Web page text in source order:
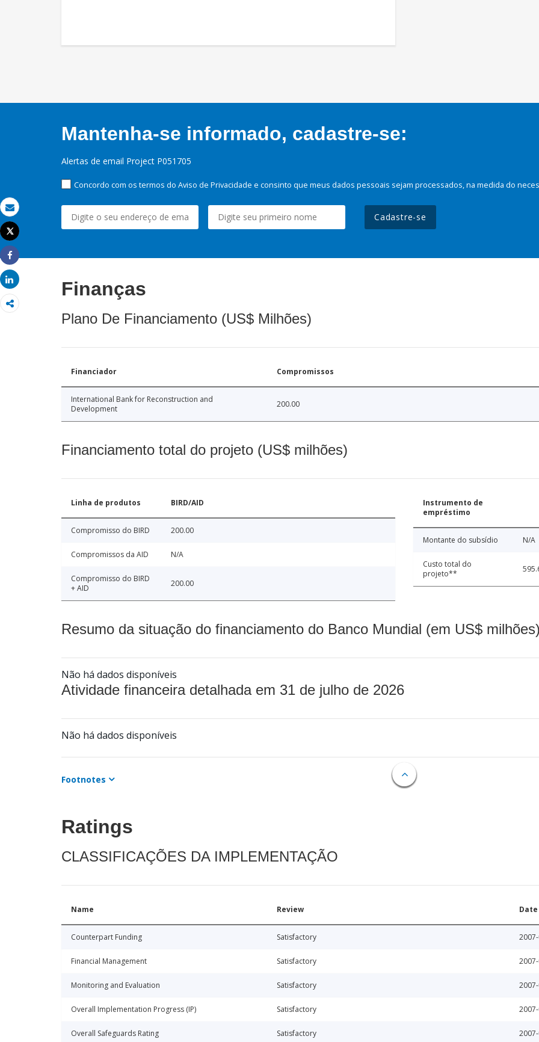
Email
Imprimir
Tweet
Share
Share
Mantenha-se informado, cadastre-se:
Alertas de email Project P051705
Concordo com os termos do Aviso de Privacidade e consinto que meus dados pessoais sejam processados, na medida do
Cadastre-se
Finanças
Plano De Financiamento (US$ Milhões)
Financiador Compromissos
International Bank for Reconstruction and
Development
200.00
Financiamento total do projeto (US$ milhões)
Linha de produtos BIRD/AID
Compromisso do BIRD 200.00
Compromissos da AID N/A
Compromisso do BIRD
+ AID
200.00
Instrumento de
empréstimo
Montante do subsídio N/A
Custo total do
projeto**
Resumo da situação do financiamento do Banco Mundial (em US$
Não há dados disponíveis
Atividade financeira detalhada em 31 de julho de 2026
Não há dados disponíveis
Footnotes
Ratings
CLASSIFICAÇÕES DA IMPLEMENTAÇÃO
Name Review Date
Counterpart Funding Satisfactory
Financial Management Satisfactory
Monitoring and Evaluation Satisfactory
Overall Implementation Progress (IP) Satisfactory
Overall Safeguards Rating Satisfactory